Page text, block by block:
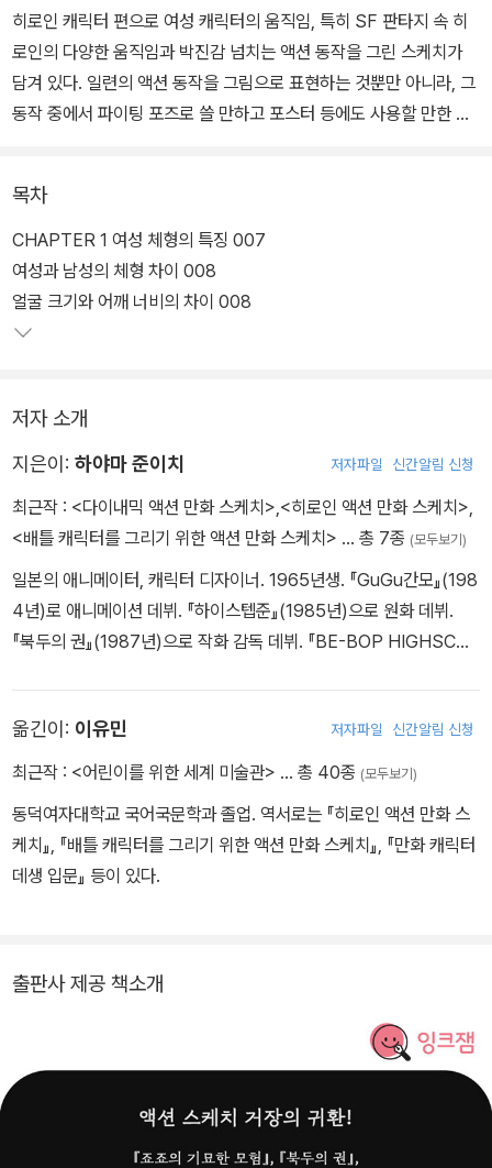
히로인 캐릭터 편으로 여성 캐릭터의 움직임, 특히 SF 판타지 속 히
로인의 다양한 움직임과 박진감 넘치는 액션 동작을 그린 스케치가
담겨 있다. 일련의 액션 동작을 그림으로 표현하는 것뿐만 아니라, 그
동작 중에서 파이팅 포즈로 쓸 만하고 포스터 등에도 사용할 만한 판
미리 모집해 받은 독자들의 일러스트들을 저자가 첨삭하며 알려주는
첨삭지도 코너도 있다. 실수를 보정하고 좀 더 정확하고 적절하게 표
현을 다듬을 수 있어 실력을 레벨 업 할 수 있다. 이 책에는 약 400여
개의 일러스트가 실려 있으므로, 이 그림들을 포즈집으로 참고해서
목차
CHAPTER 1 여성 체형의 특징 007
여성과 남성의 체형 차이 008
얼굴 크기와 어깨 너비의 차이 008
저자 소개
지은이: 하야마 준이치 저자파일 신간알림 신청
최근작 : <다이내믹 액션 만화 스케치> <히로인 액션 만화 스케치>
<배틀 캐릭터를 그리기 위한 액션 만화 스케치> … 총 7종 (모두보기)
일본의 애니메이터, 캐릭터 디자이너. 1965년생. 『GuGu간모』(198
4년)로 애니메이션 데뷔. 『하이스텝준』(1985년)으로 원화 데뷔.
『북두의 권』(1987년)으로 작화 감독 데뷔. 『BE-BOP HIGHSCH
『바람의 검심 추억편』(1999년, 원화), 『유희왕 듀얼 몬스터즈』(200
0~2004년, 작화 감독, 원화), 『이누야샤 극장판』(2003년, 작화 감
년, 원화)등이 있다. 최근에는 『골든 카무이』(2018~2020년) 메인
애니메이터, 『pet』(2020년) 애니메이션 캐릭터 디자인 등을 맡고
있다. 저서로는 액션 만화 스케치 시리즈인 『히로인 액션 만화 스케
옮긴이: 이유민 저자파일 신간알림 신청
최근작 : <어린이를 위한 세계 미술관> … 총 40종 (모두보기)
동덕여자대학교 국어국문학과 졸업. 역서로는 『히로인 액션 만화 스
케치』, 『배틀 캐릭터를 그리기 위한 액션 만화 스케치』, 『만화 캐릭터
데생 입문』 등이 있다.
출판사 제공 책소개